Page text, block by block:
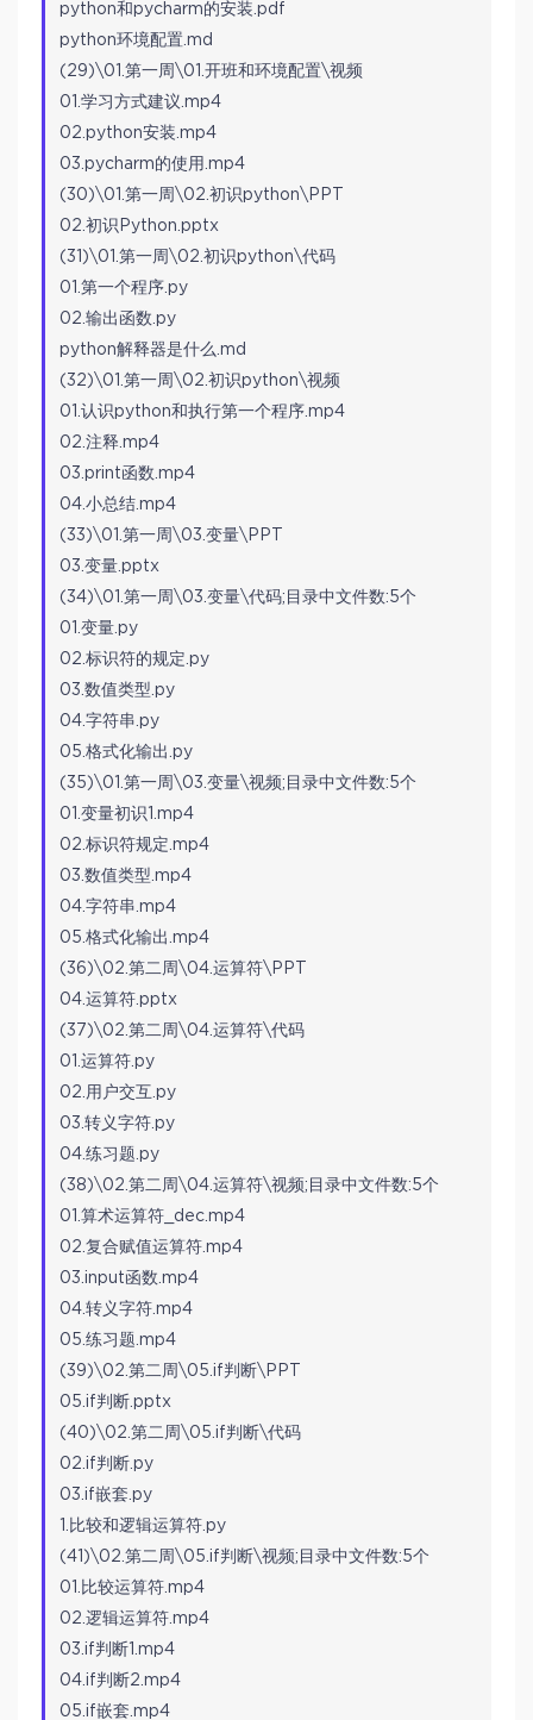
python和pycharm的安装.pdf
python环境配置.md
(29)\01.第一周\01.开班和环境配置\视频
01.学习方式建议.mp4
02.python安装.mp4
03.pycharm的使用.mp4
(30)\01.第一周\02.初识python\PPT
02.初识Python.pptx
(31)\01.第一周\02.初识python\代码
01.第一个程序.py
02.输出函数.py
python解释器是什么.md
(32)\01.第一周\02.初识python\视频
01.认识python和执行第一个程序.mp4
02.注释.mp4
03.print函数.mp4
04.小总结.mp4
(33)\01.第一周\03.变量\PPT
03.变量.pptx
(34)\01.第一周\03.变量\代码;目录中文件数:5个
01.变量.py
02.标识符的规定.py
03.数值类型.py
04.字符串.py
05.格式化输出.py
(35)\01.第一周\03.变量\视频;目录中文件数:5个
01.变量初识1.mp4
02.标识符规定.mp4
03.数值类型.mp4
04.字符串.mp4
05.格式化输出.mp4
(36)\02.第二周\04.运算符\PPT
04.运算符.pptx
(37)\02.第二周\04.运算符\代码
01.运算符.py
02.用户交互.py
03.转义字符.py
04.练习题.py
(38)\02.第二周\04.运算符\视频;目录中文件数:5个
01.算术运算符_dec.mp4
02.复合赋值运算符.mp4
03.input函数.mp4
04.转义字符.mp4
05.练习题.mp4
(39)\02.第二周\05.if判断\PPT
05.if判断.pptx
(40)\02.第二周\05.if判断\代码
02.if判断.py
03.if嵌套.py
1.比较和逻辑运算符.py
(41)\02.第二周\05.if判断\视频;目录中文件数:5个
01.比较运算符.mp4
02.逻辑运算符.mp4
03.if判断1.mp4
04.if判断2.mp4
05.if嵌套.mp4